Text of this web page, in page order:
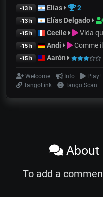
-13 h Elías 2
-13 h Elías Delgado
-15 h Cecile Vida
-15 h Andi Comme
-15 h Aarón
Welcome Info Play!
TangoLink
Tango Scan
About
To add a